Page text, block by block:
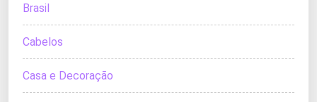
Brasil
Cabelos
Casa e Decoração